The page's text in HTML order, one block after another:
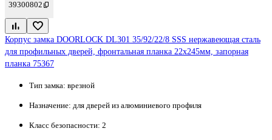
39300802
Корпус замка DOORLOCK DL301 35/92/22/8 SSS нержавеющая сталь
для профильных дверей, фронтальная планка 22x245мм, запорная
планка 75367
Тип замка: врезной
Назначение: для дверей из алюминиевого профиля
Класс безопасности: 2